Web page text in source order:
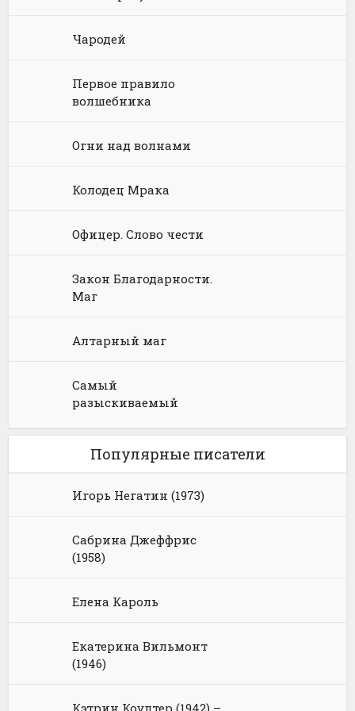
Философия
Юриспруденция, право
Космическая фантастика
Попаданцы
Книги про волшебников
Русское фэнтези
Юмористическое фэнтези
Юмористические стихи
Чародей
Первое правило
волшебника
Огни над волнами
Колодец Мрака
Офицер. Слово чести
Закон Благодарности.
Маг
Алтарный маг
Самый
разыскиваемый
Популярные писатели
Игорь Негатин (1973)
Сабрина Джеффрис
(1958)
Елена Кароль
Екатерина Вильмонт
(1946)
Кэтрин Коултер (1942) –